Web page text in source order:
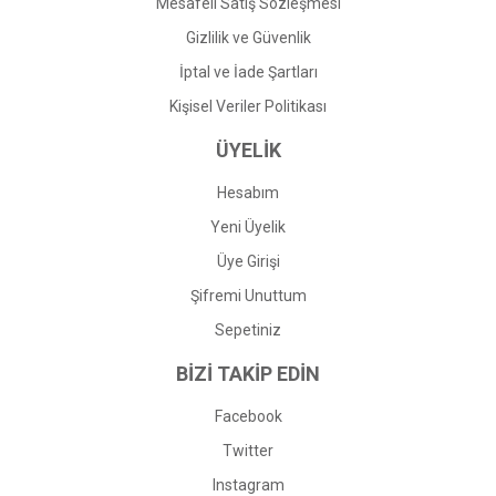
Gizlilik ve Güvenlik
İptal ve İade Şartları
Kişisel Veriler Politikası
ÜYELİK
Hesabım
Yeni Üyelik
Üye Girişi
Şifremi Unuttum
Sepetiniz
BİZİ TAKİP EDİN
Facebook
Twitter
Instagram